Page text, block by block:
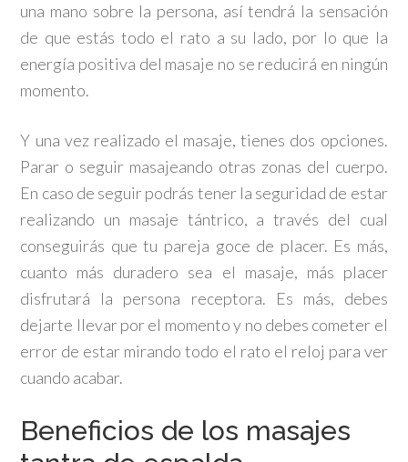
una mano sobre la persona, así tendrá la sensación
de que estás todo el rato a su lado, por lo que la
energía positiva del masaje no se reducirá en ningún
momento.
Y una vez realizado el masaje, tienes dos opciones.
Parar o seguir masajeando otras zonas del cuerpo.
En caso de seguir podrás tener la seguridad de estar
realizando un masaje tántrico, a través del cual
conseguirás que tu pareja goce de placer. Es más,
cuanto más duradero sea el masaje, más placer
disfrutará la persona receptora. Es más, debes
dejarte llevar por el momento y no debes cometer el
error de estar mirando todo el rato el reloj para ver
cuando acabar.
Beneficios de los masajes